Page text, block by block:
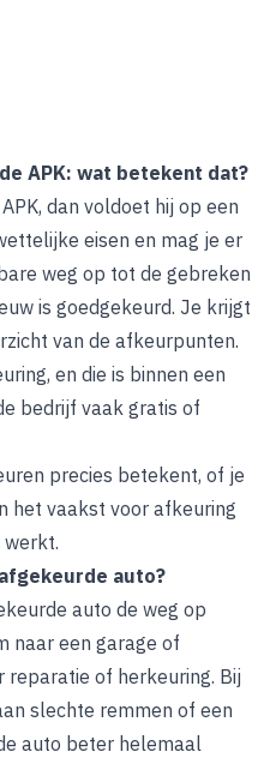
APK: wat betekent dat?
dan voldoet hij op een
eisen en mag je er
weg op tot de gebreken
is goedgekeurd. Je krijgt
van de afkeurpunten.
en die is binnen een
bedrijf vaak gratis of
precies betekent, of je
het vaakst voor afkeuring
werkt.
auto?
auto de weg op
naar een garage of
reparatie of herkeuring. Bij
slechte remmen of een
auto beter helemaal